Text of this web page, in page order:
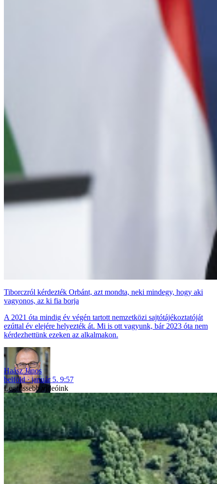
Tiborczról kérdezték Orbánt, azt mondta, neki mindegy, hogy aki
vagyonos, az ki fia borja
A 2021 óta mindig év végén tartott nemzetközi sajtótájékoztatóját
ezúttal év elejére helyezték át. Mi is ott vagyunk, bár 2023 óta nem
kérdezhettünk ezeken az alkalmakon.
Haász János
belföld
január 5. 9:57
Legfrissebb videóink